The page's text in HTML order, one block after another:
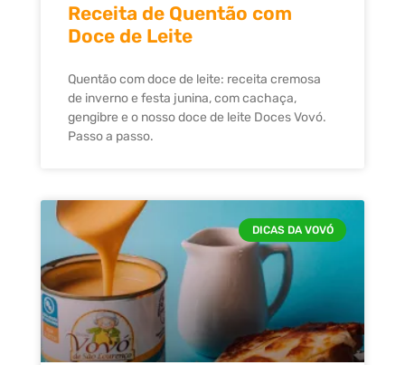
Receita de Quentão com
Doce de Leite
Quentão com doce de leite: receita cremosa
de inverno e festa junina, com cachaça,
gengibre e o nosso doce de leite Doces Vovó.
Passo a passo.
DICAS DA VOVÓ